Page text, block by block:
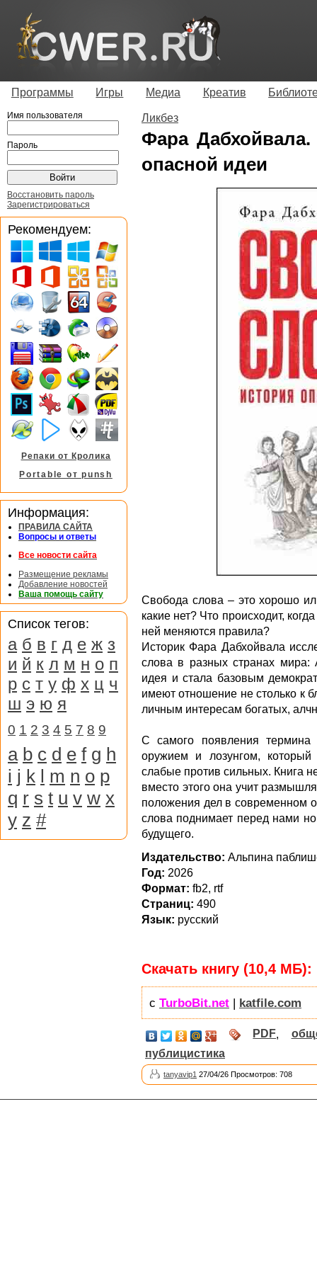
Программы Игры Медиа Креатив
Ликбез
Фара
опасной идеи
Свобода слова – это хорошо
какие нет? Что происходит,
ней меняются правила?
Историк Фара Дабхойвала
слова в разных странах
идея и стала базовым
имеют отношение не столько к
личным интересам богатых,
С самого появления термина
оружием и лозунгом,
слабые против сильных. Книга
вместо этого она учит
положения дел в современном
слова поднимает перед нами
будущего.
Издательство: Альпина
Год: 2026
Формат: fb2, rtf
Страниц: 490
Язык: русский
Скачать книгу (10,4 МБ):
с TurboBit.net | katfile.com
PDF,
публицистика
tanyavip1 27/04/26 Просмотров: 708
Имя пользователя
Пароль
Восстановить пароль
Зарегистрироваться
Рекомендуем:
Репаки от Кролика
Portable от punsh
Информация:
ПРАВИЛА САЙТА
Вопросы и ответы
Все новости сайта
Размещение рекламы
Добавление новостей
Ваша помощь сайту
Список тегов:
а б в г д е ж з
и й к л м н о п
р с т у ф х ц ч
ш э ю я
0 1 2 3 4 5 7 8 9
a b c d e f g h
i j k l m n o p
q r s t u v w x
y z #